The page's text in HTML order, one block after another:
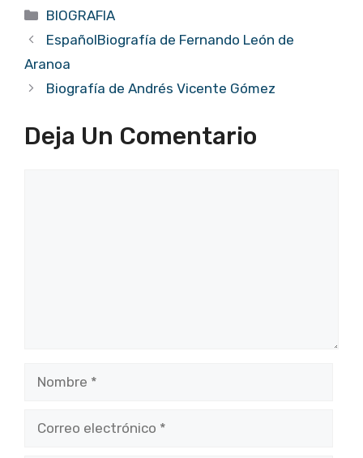
Categorías
BIOGRAFIA
EspañolBiografía de Fernando León de
Aranoa
Biografía de Andrés Vicente Gómez
Deja Un Comentario
electrónico